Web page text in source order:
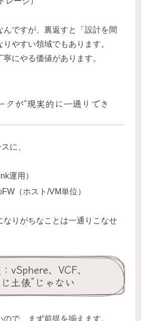
んですが、裏返すと「設計を間
やすい領域でもあります。
にやる価値があります。
クが“現実的に一通りでき
に、
運用）
（ホスト/VM単位）
なりがちなことは一通りこなせ
vSphere、VCF、
土俵”じゃない
で、まず前提を揃えます。